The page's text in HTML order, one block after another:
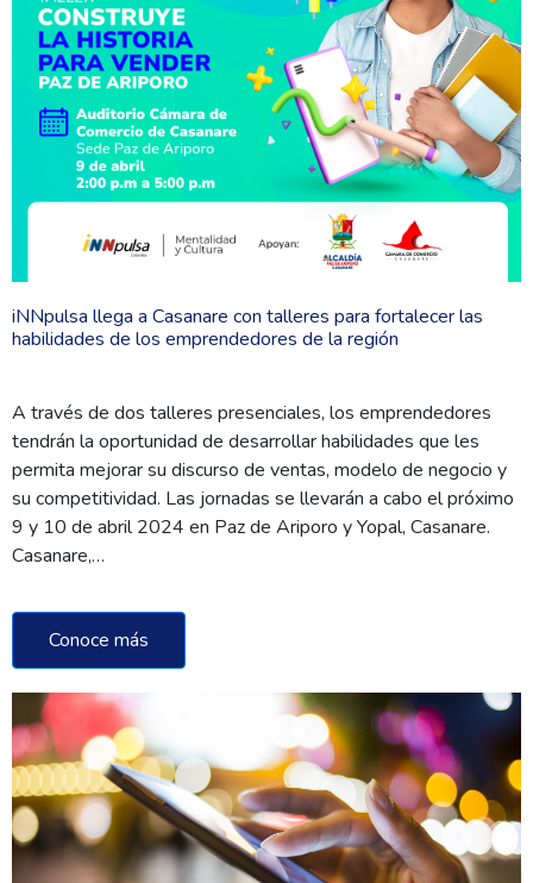
iNNpulsa llega a Casanare con talleres para fortalecer las
habilidades de los emprendedores de la región
A través de dos talleres presenciales, los emprendedores
tendrán la oportunidad de desarrollar habilidades que les
permita mejorar su discurso de ventas, modelo de negocio y
su competitividad. Las jornadas se llevarán a cabo el próximo
9 y 10 de abril 2024 en Paz de Ariporo y Yopal, Casanare.
Casanare,…
Conoce más